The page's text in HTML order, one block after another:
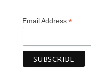
Email Address *